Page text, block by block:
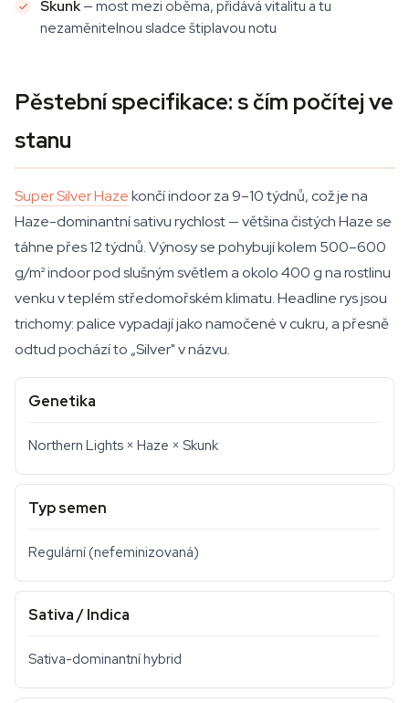
Skunk— most mezi oběma, přidává vitalitu a tu
nezaměnitelnou sladce štiplavou notu
Pěstební specifikace: s čím počítej ve
stanu
Super Silver Hazekončí indoor za 9–10 týdnů, což je na
Haze-dominantní sativu rychlost — většina čistých Haze se
táhne přes 12 týdnů. Výnosy se pohybují kolem 500–600
g/m² indoor pod slušným světlem a okolo 400 g na rostlinu
venku v teplém středomořském klimatu. Headline rys jsou
trichomy: palice vypadají jako namočené v cukru, a přesně
odtud pochází to „Silver" v názvu.
Genetika
Northern Lights × Haze × Skunk
Typ semen
Regulární (nefeminizovaná)
Sativa / Indica
Sativa-dominantní hybrid